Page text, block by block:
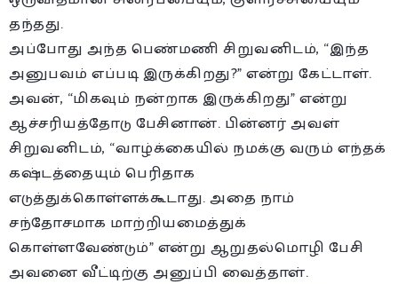
தந்தது.
அப்போது அந்த பெண்மணி சிறுவனிடம், “இந்த
அனுபவம் எப்படி இருக்கிறது?” என்று கேட்டாள்.
அவன், “மிகவும் நன்றாக இருக்கிறது” என்று
ஆச்சரியத்தோடு பேசினான். பின்னர் அவள்
சிறுவனிடம், “வாழ்க்கையில் நமக்கு வரும் எந்தக்
கஷ்டத்தையும் பெரிதாக
எடுத்துக்கொள்ளக்கூடாது. அதை நாம்
சந்தோசமாக மாற்றியமைத்துக்
கொள்ளவேண்டும்” என்று ஆறுதல்மொழி பேசி
அவனை வீட்டிற்கு அனுப்பி வைத்தாள்.